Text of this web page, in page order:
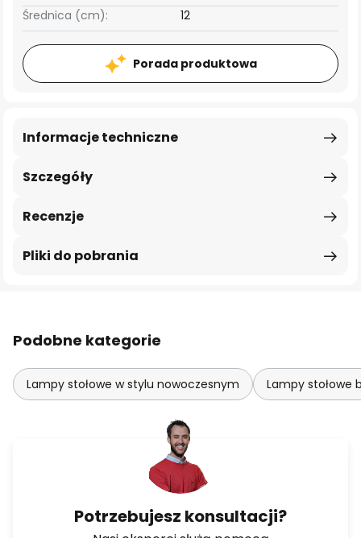
Średnica (cm):
12
Porada produktowa
Szczegóły
Informacje techniczne
Recenzje
Pliki do pobrania
Podobne kategorie
Lampy stołowe w stylu nowoczesnym Lampy stołowe
Potrzebujesz konsultacji?